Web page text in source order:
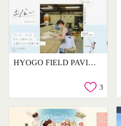
HYOGO FIELD PAVILION
3